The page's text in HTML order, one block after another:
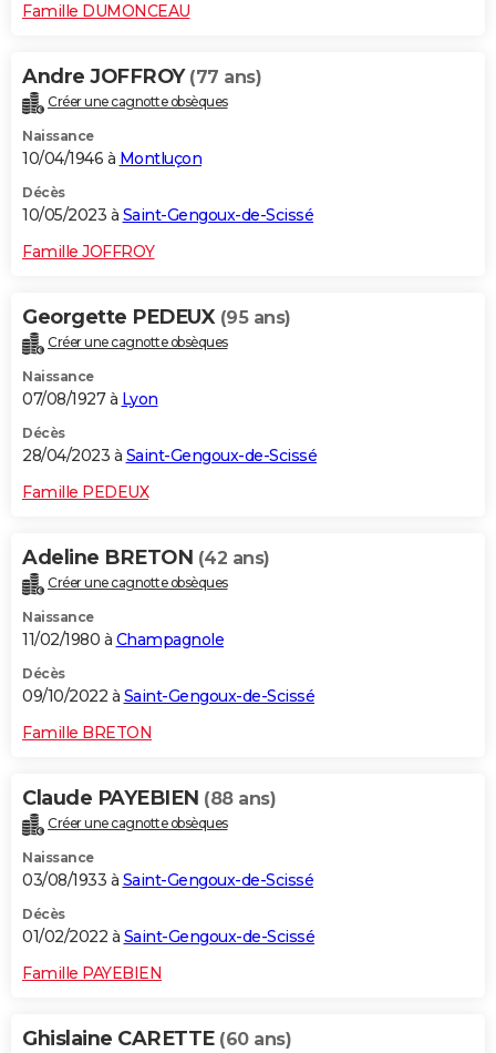
Famille DUMONCEAU
Andre JOFFROY (77 ans)
Créer une cagnotte obsèques
Naissance
10/04/1946 à Montluçon
Décès
10/05/2023 à Saint-Gengoux-de-Scissé
Famille JOFFROY
Georgette PEDEUX (95 ans)
Créer une cagnotte obsèques
Naissance
07/08/1927 à Lyon
Décès
28/04/2023 à Saint-Gengoux-de-Scissé
Famille PEDEUX
Adeline BRETON (42 ans)
Créer une cagnotte obsèques
Naissance
11/02/1980 à Champagnole
Décès
09/10/2022 à Saint-Gengoux-de-Scissé
Famille BRETON
Claude PAYEBIEN (88 ans)
Créer une cagnotte obsèques
Naissance
03/08/1933 à Saint-Gengoux-de-Scissé
Décès
01/02/2022 à Saint-Gengoux-de-Scissé
Famille PAYEBIEN
Ghislaine CARETTE (60 ans)